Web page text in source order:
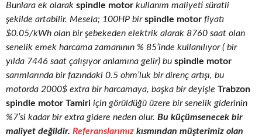
Bunlara ek olarak spindle motor kullanım maliyeti süratli
şekilde artabilir. Mesela; 100HP birspindle motor fiyatı
$0.05/kWh olan bir şebekeden elektrik alarak 8760 saat olan
senelik emek harcama zamanının % 85’inde kullanılıyor ( bir
yılda 7446 saat çalışıyor anlamına gelir) bu spindle motor
sarımlarında bir fazındaki 0.5 ohm’luk bir direnç artışı, bu
motorda 2000$ extra bir harcamaya, başka bir deyişle Trabzon
spindle motor Tamiri için görüldüğü üzere bir senelik giderinin
%7’si kadar bir extra gidere neden olur. Bu küçümsenecek bir
maliyet değildir. Referanslarımız kısmından müşterimiz olan